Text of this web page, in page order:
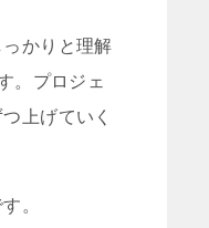
かりと理解
。プロジェ
上げていく
。